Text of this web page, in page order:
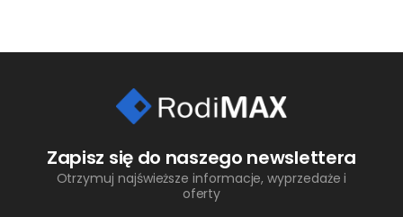
Zapisz się do naszego newslettera
Otrzymuj najświeższe informacje, wyprzedaże i
oferty